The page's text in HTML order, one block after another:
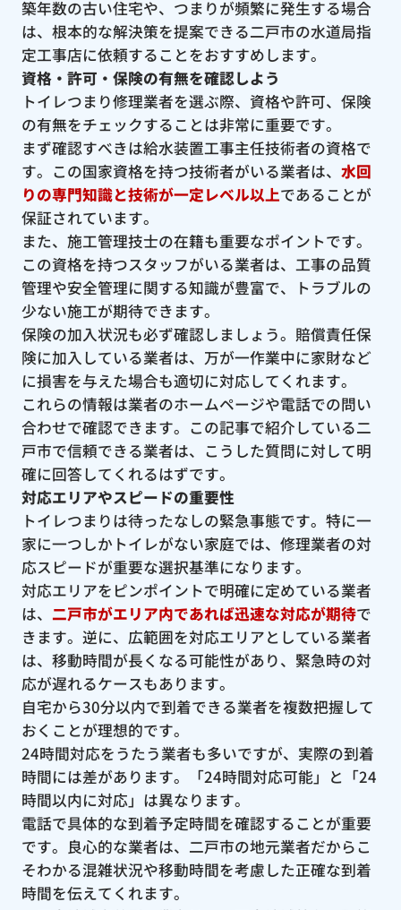
築年数の古い住宅や、つまりが頻繁に発生する場合
は、根本的な解決策を提案できる二戸市の水道局指
定工事店に依頼することをおすすめします。
資格・許可・保険の有無を確認しよう
トイレつまり修理業者を選ぶ際、資格や許可、保険
の有無をチェックすることは非常に重要です。
まず確認すべきは給水装置工事主任技術者の資格で
す。この国家資格を持つ技術者がいる業者は、 水回
りの専門知識と技術が一定レベル以上であることが
保証されています。
また、施工管理技士の在籍も重要なポイントです。
この資格を持つスタッフがいる業者は、工事の品質
管理や安全管理に関する知識が豊富で、トラブルの
少ない施工が期待できます。
保険の加入状況も必ず確認しましょう。賠償責任保
険に加入している業者は、万が一作業中に家財など
に損害を与えた場合も適切に対応してくれます。
これらの情報は業者のホームページや電話での問い
合わせで確認できます。この記事で紹介している二
戸市で信頼できる業者は、こうした質問に対して明
確に回答してくれるはずです。
対応エリアやスピードの重要性
トイレつまりは待ったなしの緊急事態です。特に一
家に一つしかトイレがない家庭では、修理業者の対
応スピードが重要な選択基準になります。
対応エリアをピンポイントで明確に定めている業者
は、 二戸市がエリア内であれば迅速な対応が期待で
きます。逆に、広範囲を対応エリアとしている業者
は、移動時間が長くなる可能性があり、緊急時の対
応が遅れるケースもあります。
自宅から30分以内で到着できる業者を複数把握して
おくことが理想的です。
24時間対応をうたう業者も多いですが、実際の到着
時間には差があります。「24時間対応可能」と「24
時間以内に対応」は異なります。
電話で具体的な到着予定時間を確認することが重要
です。良心的な業者は、二戸市の地元業者だからこ
そわかる混雑状況や移動時間を考慮した正確な到着
時間を伝えてくれます。